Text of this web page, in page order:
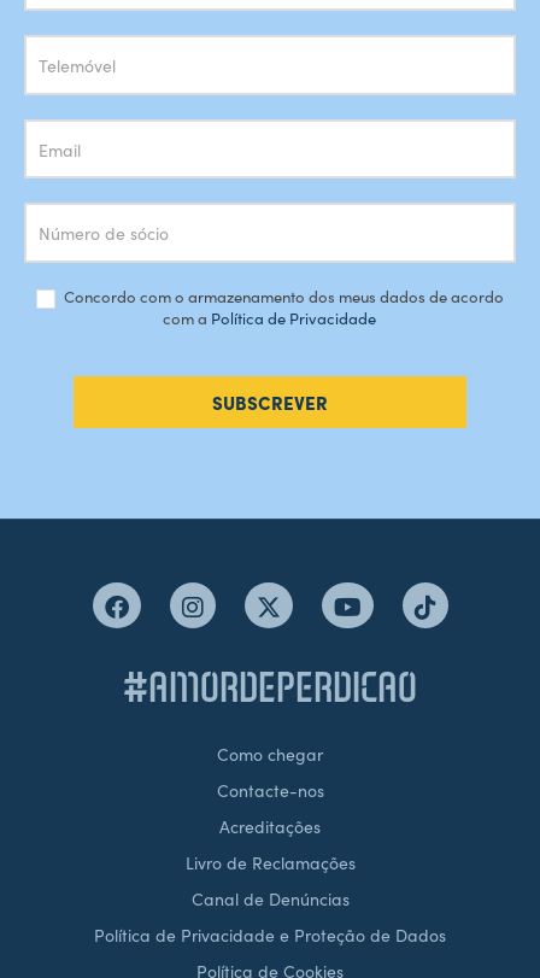
Newsletter
Concordo com o armazenamento dos meus dados de acordo
com a Política de Privacidade
SUBSCREVER
#AMORDEPERDICAO
Como chegar
Contacte-nos
Acreditações
Livro de Reclamações
Canal de Denúncias
Política de Privacidade e Proteção de Dados
Política de Cookies